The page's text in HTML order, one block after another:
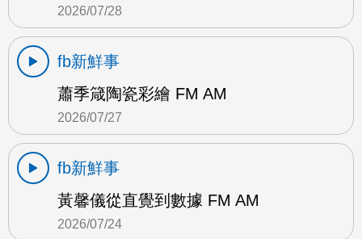
2026/07/28
fb新鮮事
蕭季箴陶瓷彩繪 FM AM
2026/07/27
fb新鮮事
黃馨儀從直覺到數據 FM AM
2026/07/24